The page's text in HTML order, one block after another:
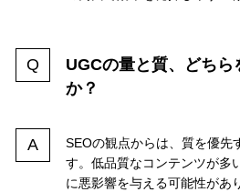
UGCの量と質、どちら
か？
SEOの観点からは、質を優先
す。低品質なコンテンツが多
に悪影響を与える可能性があ